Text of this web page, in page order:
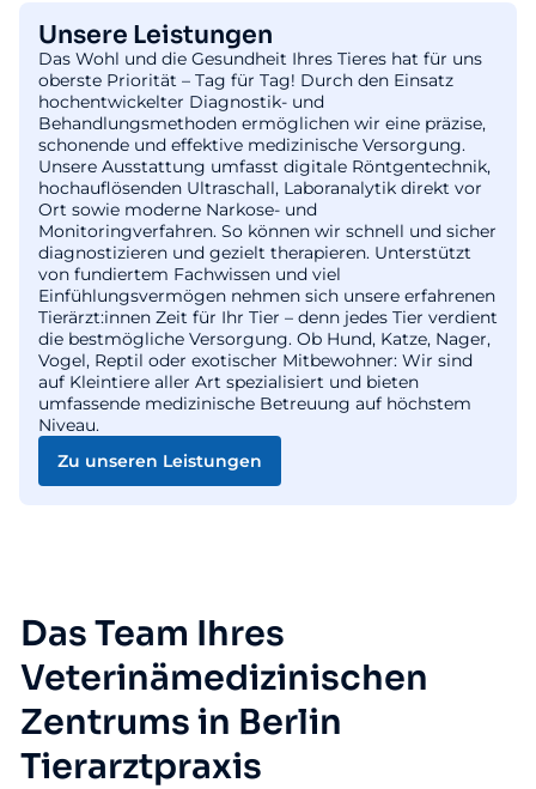
Unsere Leistungen
Das Wohl und die Gesundheit Ihres Tieres hat für uns
oberste Priorität – Tag für Tag! Durch den Einsatz
hochentwickelter Diagnostik- und
Behandlungsmethoden ermöglichen wir eine präzise,
schonende und effektive medizinische Versorgung.
Unsere Ausstattung umfasst digitale Röntgentechnik,
hochauflösenden Ultraschall, Laboranalytik direkt vor
Ort sowie moderne Narkose- und
Monitoringverfahren. So können wir schnell und sicher
diagnostizieren und gezielt therapieren. Unterstützt
von fundiertem Fachwissen und viel
Einfühlungsvermögen nehmen sich unsere erfahrenen
Tierärzt:innen Zeit für Ihr Tier – denn jedes Tier verdient
die bestmögliche Versorgung. Ob Hund, Katze, Nager,
Vogel, Reptil oder exotischer Mitbewohner: Wir sind
auf Kleintiere aller Art spezialisiert und bieten
umfassende medizinische Betreuung auf höchstem
Niveau.
Zu unseren Leistungen
Das Team Ihres
Veterinämedizinischen
Zentrums in Berlin
Tierarztpraxis